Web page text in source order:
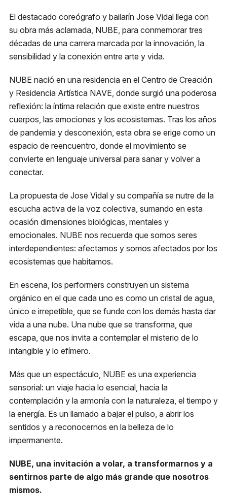
Metro
El Golf, Línea 1
Estacionamiento
Micro
418, 426, 429 541N
Nube
El destacado coreógrafo y bailarín Jose Vidal llega con
su obra más aclamada, NUBE, para conmemorar tres
décadas de una carrera marcada por la innovación, la
sensibilidad y la conexión entre arte y vida.
NUBE nació en una residencia en el Centro de Creación
y Residencia Artística NAVE, donde surgió una poderosa
reflexión: la íntima relación que existe entre nuestros
cuerpos, las emociones y los ecosistemas. Tras los años
de pandemia y desconexión, esta obra se erige como un
espacio de reencuentro, donde el movimiento se
convierte en lenguaje universal para sanar y volver a
conectar.
La propuesta de Jose Vidal y su compañía se nutre de la
escucha activa de la voz colectiva, sumando en esta
ocasión dimensiones biológicas, mentales y
emocionales. NUBE nos recuerda que somos seres
interdependientes: afectamos y somos afectados por los
ecosistemas que habitamos.
En escena, los performers construyen un sistema
orgánico en el que cada uno es como un cristal de agua,
único e irrepetible, que se funde con los demás hasta dar
vida a una nube. Una nube que se transforma, que
escapa, que nos invita a contemplar el misterio de lo
intangible y lo efímero.
Más que un espectáculo, NUBE es una experiencia
sensorial: un viaje hacia lo esencial, hacia la
contemplación y la armonía con la naturaleza, el tiempo y
la energía. Es un llamado a bajar el pulso, a abrir los
sentidos y a reconocernos en la belleza de lo
impermanente.
NUBE, una invitación a volar, a transformarnos y a
sentirnos parte de algo más grande que nosotros
mismos.